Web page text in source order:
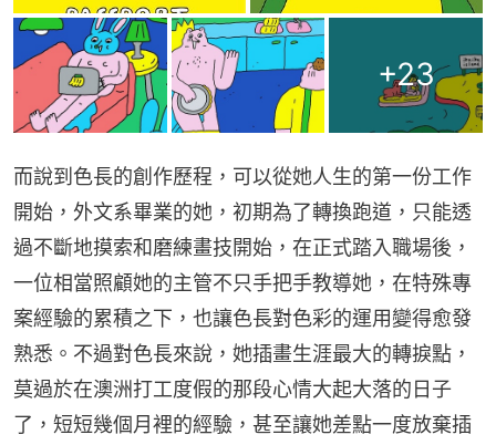
+23
而說到色長的創作歷程，可以從她人生的第一份工作
開始，外文系畢業的她，初期為了轉換跑道，只能透
過不斷地摸索和磨練畫技開始，在正式踏入職場後，
一位相當照顧她的主管不只手把手教導她，在特殊專
案經驗的累積之下，也讓色長對色彩的運用變得愈發
熟悉。不過對色長來說，她插畫生涯最大的轉捩點，
莫過於在澳洲打工度假的那段心情大起大落的日子
了，短短幾個月裡的經驗，甚至讓她差點一度放棄插